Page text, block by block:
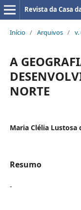
Revista da Casa
Início / Arquivos / v.
A
NORTE
Maria Clélia Lustosa
Resumo
-